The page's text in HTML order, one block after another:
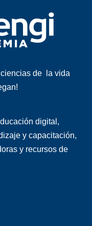
ciencias de la vida
digital ,
y capacitación,
y recursos de